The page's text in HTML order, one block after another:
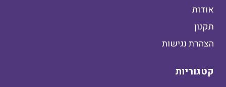
אודות
תקנון
הצהרת נגישות
קטגוריות